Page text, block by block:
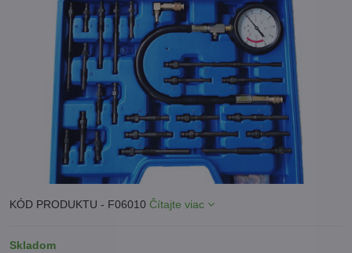
KÓD PRODUKTU - F06010 Čítajte viac
Skladom